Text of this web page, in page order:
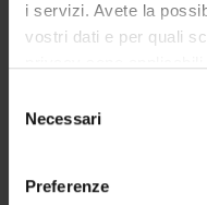
i servizi. Avete la
vostri dati e per quali
modificare o revocare il
momento dalla
delNecessari
Preferenze
GOVERNANCE
DEPARTMENT